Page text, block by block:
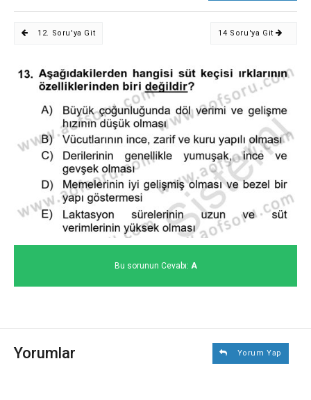
12. Soru'ya Git 14 Soru'ya Git
Bu sorunun Cevabı: A
Yorumlar Yorum Yap